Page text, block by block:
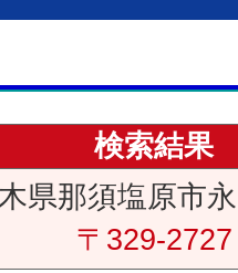
検索結果
県那須塩原市
〒329-2727